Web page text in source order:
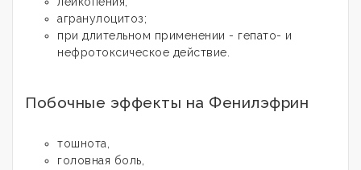
агранулоцитоз;
при длительном применении - гепато- и
нефротоксическое действие.
Побочные эффекты на Фенилэфрин
тошнота,
головная боль,